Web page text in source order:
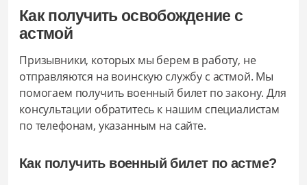
Как получить освобождение с
астмой
Призывники, которых мы берем в работу, не
отправляются на воинскую службу с астмой. Мы
помогаем получить военный билет по закону. Для
консультации обратитесь к нашим специалистам
по телефонам, указанным на сайте.
Как получить военный билет по астме?